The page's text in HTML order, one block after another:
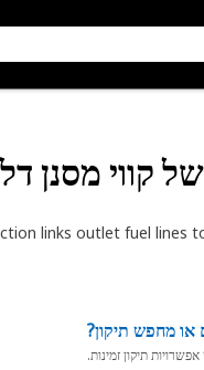
קווי מסנן
links outlet fuel lines
או מחפש תיקון?
תיקון זמינות.